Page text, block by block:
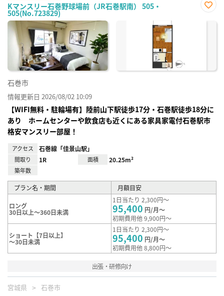
Kマンスリー石巻野球場前（JR石巻駅南） 505・
505(No.723829)
に入
石巻市
情報更新日 2026/08/02 10:09
【WIFI無料・駐輪場有】陸前山下駅徒歩17分・石巻駅徒歩18分に
あり ホームセンターや飲食店も近くにある家具家電付石巻駅市
格安マンスリー部屋！
アクセス 石巻線「佳景山駅」
間取り 1R 面積 20.25m²
築年数
プラン名・期間 月額目安
ロング
30日以上～360日未満
1日当たり 2,300円～
95,400 円/月～
初期費用他 9,900円～
ショート【7日以上】
～30日未満
1日当たり 2,300円～
95,400 円/月～
初期費用他 8,800円～
出張・研修向け
宮城県 石巻市